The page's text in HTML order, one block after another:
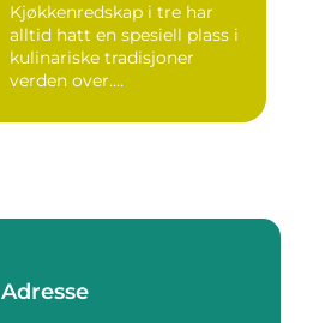
Kjøkkenredskap i tre har
alltid hatt en spesiell plass i
kulinariske tradisjoner
verden over....
Adresse